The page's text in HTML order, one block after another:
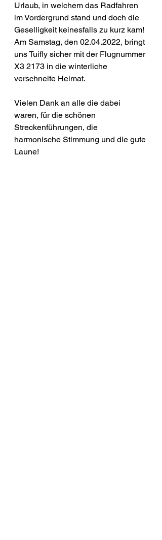
Urlaub, in welchem das Radfahren
im Vordergrund stand und doch die
Geselligkeit keinesfalls zu kurz kam!
Am Samstag, den 02.04.2022, bringt
uns Tuifly sicher mit der Flugnummer
X3 2173 in die winterliche
verschneite Heimat.
Vielen Dank an alle die dabei
waren, für die schönen
Streckenführungen, die
harmonische Stimmung und die gute
Laune!